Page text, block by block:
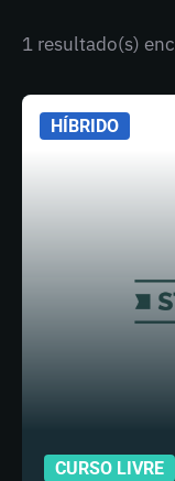
1 resultado(s)
HÍBRIDO
CURSO LIVRE